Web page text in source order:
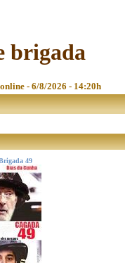
brigada
- 6/8/2026 - 14:20h
49